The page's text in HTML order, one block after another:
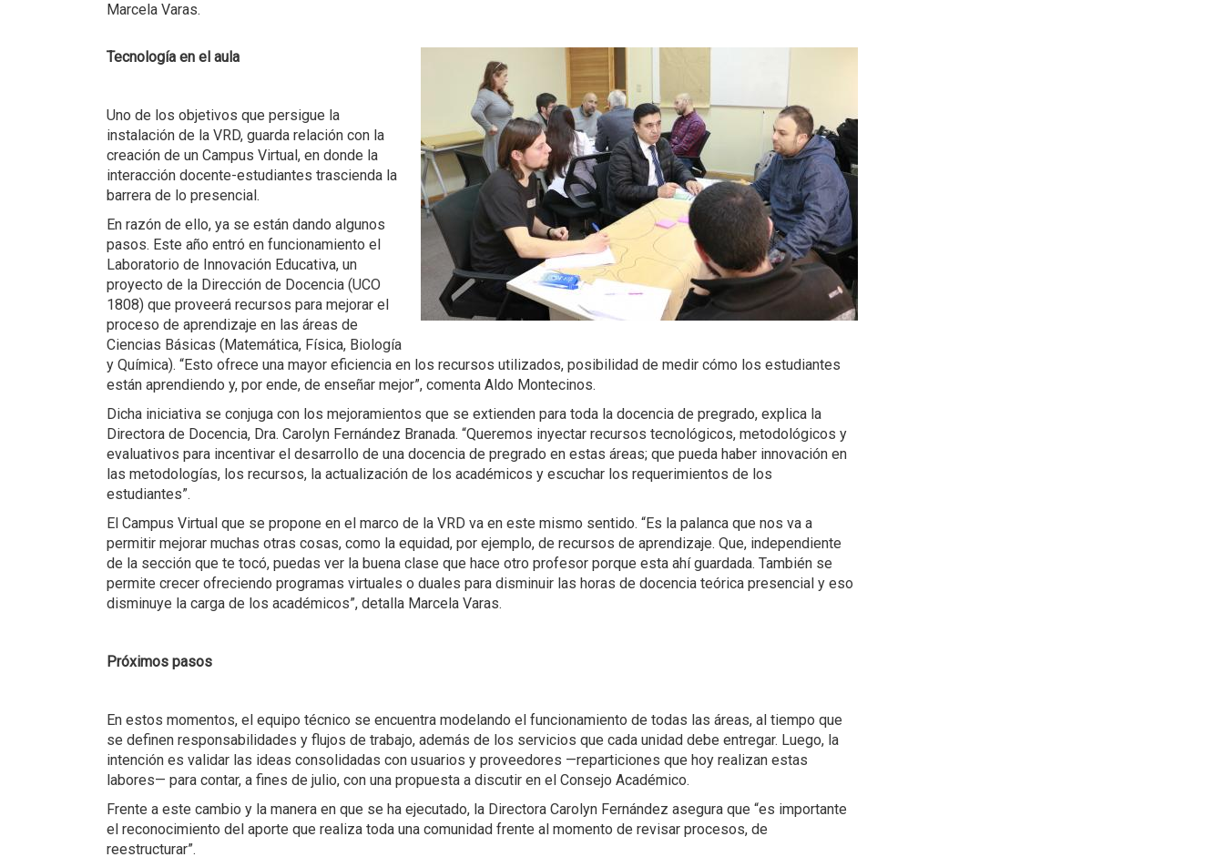
Marcela Varas.
Tecnología en el aula
Uno de los objetivos que persigue la
instalación de la VRD, guarda relación con la
creación de un Campus Virtual, en donde la
interacción docente-estudiantes trascienda la
barrera de lo presencial.
En razón de ello, ya se están dando algunos
pasos. Este año entró en funcionamiento el
Laboratorio de Innovación Educativa, un
proyecto de la Dirección de Docencia (UCO
1808) que proveerá recursos para mejorar el
proceso de aprendizaje en las áreas de
Ciencias Básicas (Matemática, Física, Biología
y Química). “Esto ofrece una mayor eficiencia en los recursos utilizados, posibilidad de medir cómo los estudiantes
están aprendiendo y, por ende, de enseñar mejor”, comenta Aldo Montecinos.
Dicha iniciativa se conjuga con los mejoramientos que se extienden para toda la docencia de pregrado, explica la
Directora de Docencia, Dra. Carolyn Fernández Branada. “Queremos inyectar recursos tecnológicos, metodológicos y
evaluativos para incentivar el desarrollo de una docencia de pregrado en estas áreas; que pueda haber innovación en
las metodologías, los recursos, la actualización de los académicos y escuchar los requerimientos de los
estudiantes”.
El Campus Virtual que se propone en el marco de la VRD va en este mismo sentido. “Es la palanca que nos va a
permitir mejorar muchas otras cosas, como la equidad, por ejemplo, de recursos de aprendizaje. Que, independiente
de la sección que te tocó, puedas ver la buena clase que hace otro profesor porque esta ahí guardada. También se
permite crecer ofreciendo programas virtuales o duales para disminuir las horas de docencia teórica presencial y eso
disminuye la carga de los académicos”, detalla Marcela Varas.
Próximos pasos
En estos momentos, el equipo técnico se encuentra modelando el funcionamiento de todas las áreas, al tiempo que
se definen responsabilidades y flujos de trabajo, además de los servicios que cada unidad debe entregar. Luego, la
intención es validar las ideas consolidadas con usuarios y proveedores —reparticiones que hoy realizan estas
labores— para contar, a fines de julio, con una propuesta a discutir en el Consejo Académico.
Frente a este cambio y la manera en que se ha ejecutado, la Directora Carolyn Fernández asegura que “es importante
el reconocimiento del aporte que realiza toda una comunidad frente al momento de revisar procesos, de
reestructurar”.